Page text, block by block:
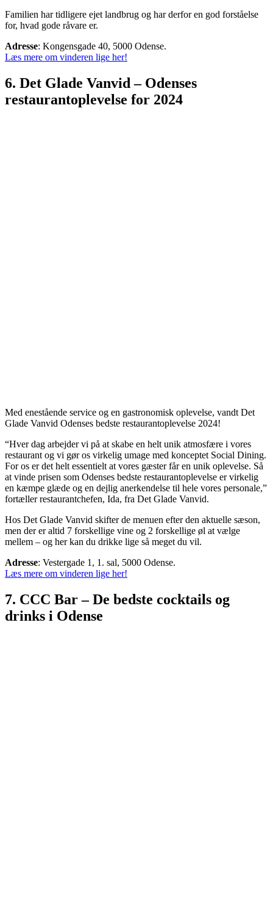
Familien har tidligere ejet landbrug og har derfor en god forståelse
for, hvad gode råvare er.
Adresse: Kongensgade 40, 5000 Odense.
Læs mere om vinderen lige her!
6. Det Glade Vanvid – Odenses
restaurantoplevelse for 2024
Med enestående service og en gastronomisk oplevelse, vandt Det
Glade Vanvid Odenses bedste restaurantoplevelse 2024!
“Hver dag arbejder vi på at skabe en helt unik atmosfære i vores
restaurant og vi gør os virkelig umage med konceptet Social Dining.
For os er det helt essentielt at vores gæster får en unik oplevelse. Så
at vinde prisen som Odenses bedste restaurantoplevelse er virkelig
en kæmpe glæde og en dejlig anerkendelse til hele vores personale,”
fortæller restaurantchefen, Ida, fra Det Glade Vanvid.
Hos Det Glade Vanvid skifter de menuen efter den aktuelle sæson,
men der er altid 7 forskellige vine og 2 forskellige øl at vælge
mellem – og her kan du drikke lige så meget du vil.
Adresse: Vestergade 1, 1. sal, 5000 Odense.
Læs mere om vinderen lige her!
7. CCC Bar – De bedste cocktails og
drinks i Odense